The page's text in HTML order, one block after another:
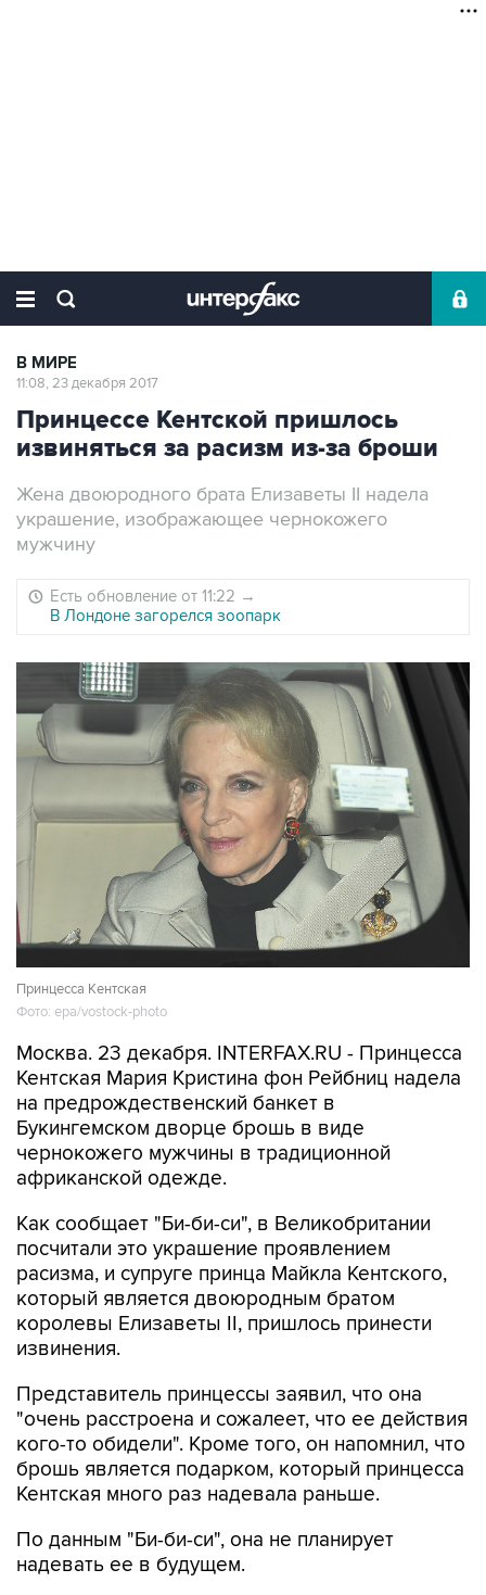
В МИРЕ
11:08, 23 декабря 2017
Принцессе Кентской пришлось
извиняться за расизм из-за броши
Жена двоюродного брата Елизаветы II надела
украшение, изображающее чернокожего
мужчину
Есть обновление от 11:22 →
В Лондоне загорелся зоопарк
Принцесса Кентская
Фото: epa/vostock-photo
Москва. 23 декабря. INTERFAX.RU - Принцесса
Кентская Мария Кристина фон Рейбниц надела
на предрождественский банкет в
Букингемском дворце брошь в виде
чернокожего мужчины в традиционной
африканской одежде.
Как сообщает "Би-би-си", в Великобритании
посчитали это украшение проявлением
расизма, и супруге принца Майкла Кентского,
который является двоюродным братом
королевы Елизаветы II, пришлось принести
извинения.
Представитель принцессы заявил, что она
"очень расстроена и сожалеет, что ее действия
кого-то обидели". Кроме того, он напомнил, что
брошь является подарком, который принцесса
Кентская много раз надевала раньше.
По данным "Би-би-си", она не планирует
надевать ее в будущем.